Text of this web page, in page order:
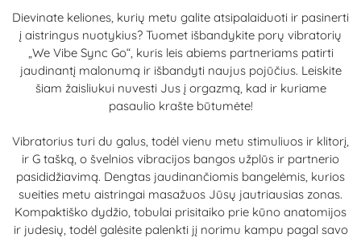
Dievinate keliones, kurių metu galite atsipalaiduoti ir pasinerti
į aistringus nuotykius? Tuomet išbandykite porų vibratorių
„We Vibe Sync Go“, kuris leis abiems partneriams patirti
jaudinantį malonumą ir išbandyti naujus pojūčius. Leiskite
šiam žaisliukui nuvesti Jus į orgazmą, kad ir kuriame
pasaulio krašte būtumėte!
Vibratorius turi du galus, todėl vienu metu stimuliuos ir klitorį,
ir G tašką, o švelnios vibracijos bangos užplūs ir partnerio
pasididžiavimą. Dengtas jaudinančiomis bangelėmis, kurios
sueities metu aistringai masažuos Jūsų jautriausias zonas.
Kompaktiško dydžio, tobulai prisitaiko prie kūno anatomijos
ir judesių, todėl galėsite palenkti jį norimu kampu pagal savo